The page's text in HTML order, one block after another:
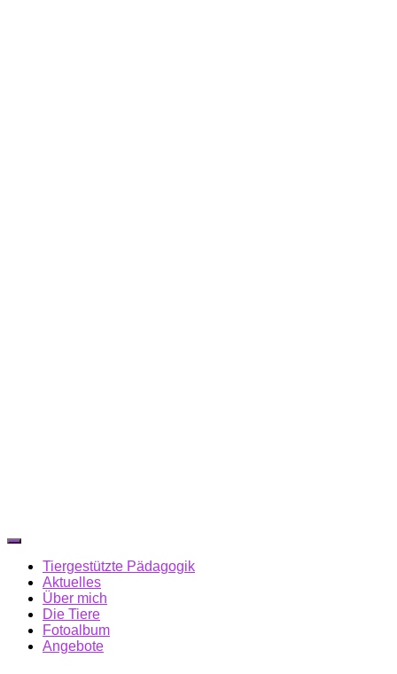
Navigation
umschalten
Tiergestützte Pädagogik
Aktuelles
Über mich
Die Tiere
Fotoalbum
Angebote